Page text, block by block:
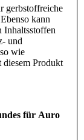
gerbstoffreiche
kann
Inhaltsstoffen
und
wie
Produkt
für Auro